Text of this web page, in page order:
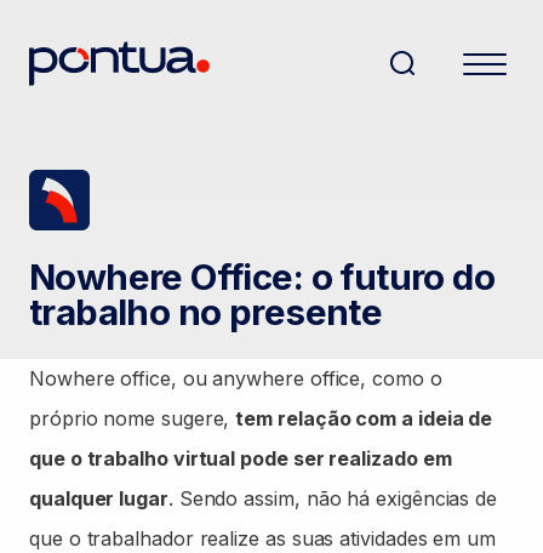
Nowhere Office: o futuro do
trabalho no presente
Nowhere office, ou anywhere office, como o
próprio nome sugere,tem relação com a ideia de
que o trabalho virtual pode ser realizado em
qualquer lugar. Sendo assim, não há exigências de
que o trabalhador realize as suas atividades em um